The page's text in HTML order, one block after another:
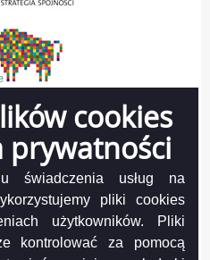
cookies
prywatności
świadczenia usług na
pliki cookies
użytkowników. Pliki
kontrolować za pomocą
Europejską z Europejskiego Funduszu
Programu Operacyjnego
na lata 2007-2013
WOJEWÓDZTWA PODLASKIEGO
Podlaskiego – Instytucja Zarządzająca